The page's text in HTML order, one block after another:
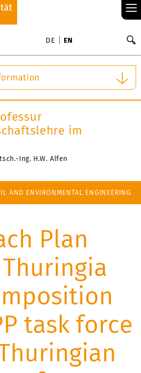
≡
DE EN
im
Ing. H.W. Alfen
AND ENVIRONMENTAL ENGINEERING
Plan
Thuringia
task force